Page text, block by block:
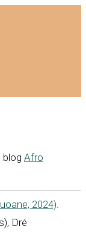
blog Afro
2024).
Dré